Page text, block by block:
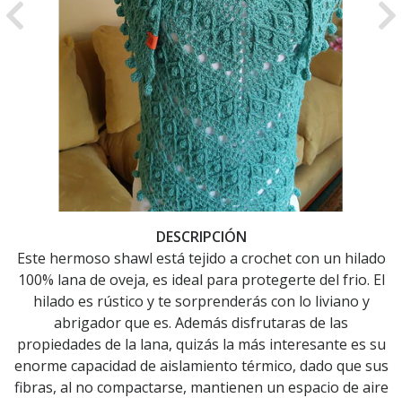
Previous
DESCRIPCIÓN
Este hermoso shawl está tejido a crochet con un hilado
100% lana de oveja, es ideal para protegerte del frio. El
hilado es rústico y te sorprenderás con lo liviano y
abrigador que es. Además disfrutaras de las
propiedades de la lana, quizás la más interesante es su
enorme capacidad de aislamiento térmico, dado que sus
fibras, al no compactarse, mantienen un espacio de aire